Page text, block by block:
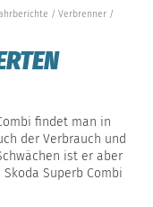
Verbrenner
findet man in
der Verbrauch und
ist er aber
Skoda Superb Combi